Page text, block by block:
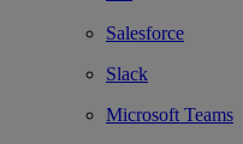
Salesforce
Slack
Microsoft Teams